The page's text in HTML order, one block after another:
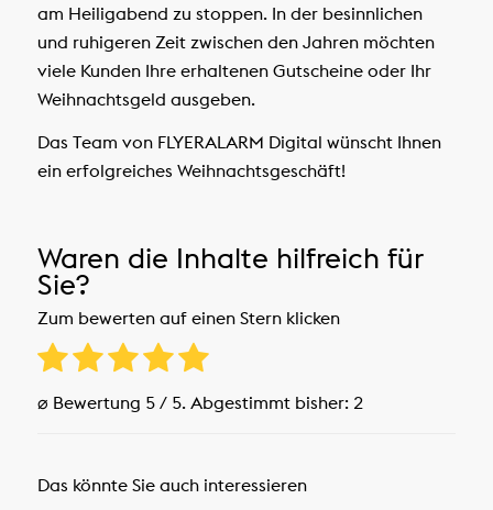
am Heiligabend zu stoppen. In der besinnlichen
und ruhigeren Zeit zwischen den Jahren möchten
viele Kunden Ihre erhaltenen Gutscheine oder Ihr
Weihnachtsgeld ausgeben.
Das Team von FLYERALARM Digital wünscht Ihnen
ein erfolgreiches Weihnachtsgeschäft!
Waren die Inhalte hilfreich für
Sie?
Zum bewerten auf einen Stern klicken
⌀ Bewertung 5/ 5. Abgestimmt bisher: 2
Das könnte Sie auch interessieren